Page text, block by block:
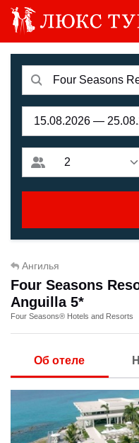
Ангилья
Four Seasons
Anguilla 5*
Four Seasons® Hotels and Resorts
Об отеле